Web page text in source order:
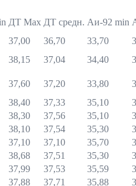
ДТ Max ДТ средн. Аи-92 min
37,00 36,70 33,70
38,15 37,04 34,40
37,60 37,20 33,80
38,40 37,33 35,10
38,30 37,56 35,10
38,10 37,54 35,30
37,10 37,10 35,70
38,68 37,51 35,30
37,99 37,53 35,59
37,88 37,71 35,88